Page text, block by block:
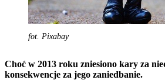
fot. Pixabay
Choć w 2013 roku zniesiono kary za
konsekwencje za jego zaniedbanie.